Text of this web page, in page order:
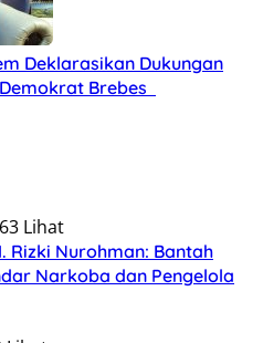
Deklarasikan Dukungan
Brebes
Lihat
Rizki Nurohman: Bantah
Narkoba dan Pengelola